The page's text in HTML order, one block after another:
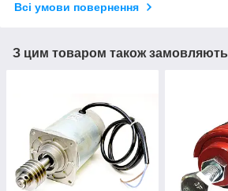
Всі умови повернення
З цим товаром також замовляють